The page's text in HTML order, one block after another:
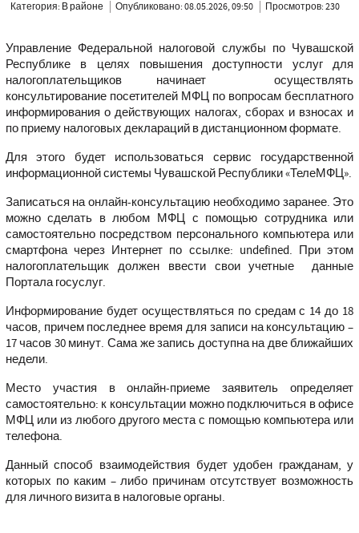
Категория: В районе Опубликовано: 08.05.2026, 09:50 Просмотров: 230
Управление Федеральной налоговой службы по Чувашской
Республике в целях повышения доступности услуг для
налогоплательщиков начинает осуществлять
консультирование посетителей МФЦ по вопросам бесплатного
информирования о действующих налогах, сборах и взносах и
по приему налоговых деклараций в дистанционном формате.
Для этого будет использоваться сервис государственной
информационной системы Чувашской Республики «ТелеМФЦ».
Записаться на онлайн-консультацию необходимо заранее. Это
можно сделать в любом МФЦ с помощью сотрудника или
самостоятельно посредством персонального компьютера или
смартфона через Интернет по ссылке: undefined. При этом
налогоплательщик должен ввести свои учетные данные
Портала госуслуг.
Информирование будет осуществляться по средам с 14 до 18
часов, причем последнее время для записи на консультацию –
17 часов 30 минут. Сама же запись доступна на две ближайших
недели.
Место участия в онлайн-приеме заявитель определяет
самостоятельно: к консультации можно подключиться в офисе
МФЦ или из любого другого места с помощью компьютера или
телефона.
Данный способ взаимодействия будет удобен гражданам, у
которых по каким – либо причинам отсутствует возможность
для личного визита в налоговые органы.